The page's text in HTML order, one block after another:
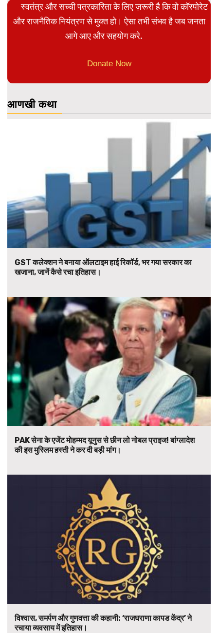
स्वतंत्र और सच्ची पत्रकारिता के लिए ज़रूरी है कि वो कॉरपोरेट
और राजनैतिक नियंत्रण से मुक्त हो। ऐसा तभी संभव है जब जनता
आगे आए और सहयोग करे.
Donate Now
आणखी कथा
GST कलेक्शन ने बनाया ऑलटाइम हाई रिकॉर्ड, भर गया सरकार का
खजाना, जानें कैसे रचा इतिहास।
PAK सेना के एजेंट मोहम्मद यूनुस से छीन लो नोबल प्राइज! बांग्लादेश
की इस मुस्लिम हस्ती ने कर दी बड़ी मांग।
विश्वास, समर्पण और गुणवत्ता की कहानी: ‘राजघराणा कापड केंद्र’ ने
रचाया व्यवसाय में इतिहास।